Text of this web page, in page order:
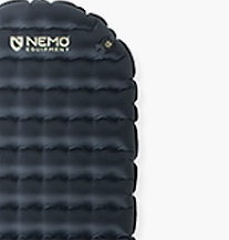
ㅁ ㅂ ㅅ
그레고리